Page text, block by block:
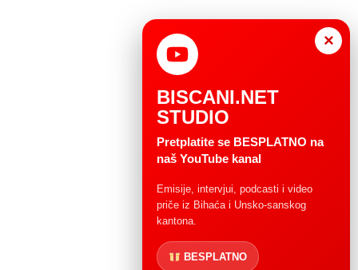
×
BISCANI.NET
STUDIO
Pretplatite se BESPLATNO na
naš YouTube kanal
Emisije, intervjui, podcasti i video
priče iz Bihaća i Unsko-sanskog
kantona.
BESPLATNO